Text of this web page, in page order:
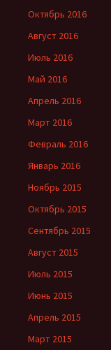
Октябрь 2016
Август 2016
Июль 2016
Май 2016
Апрель 2016
Март 2016
Февраль 2016
Январь 2016
Ноябрь 2015
Октябрь 2015
Сентябрь 2015
Август 2015
Июль 2015
Июнь 2015
Апрель 2015
Март 2015